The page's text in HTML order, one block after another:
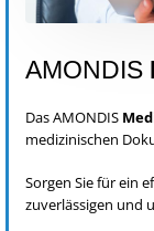
AMONDIS
Das AMONDIS
medizinischen
Sorgen Sie für ein
zuverlässigen und